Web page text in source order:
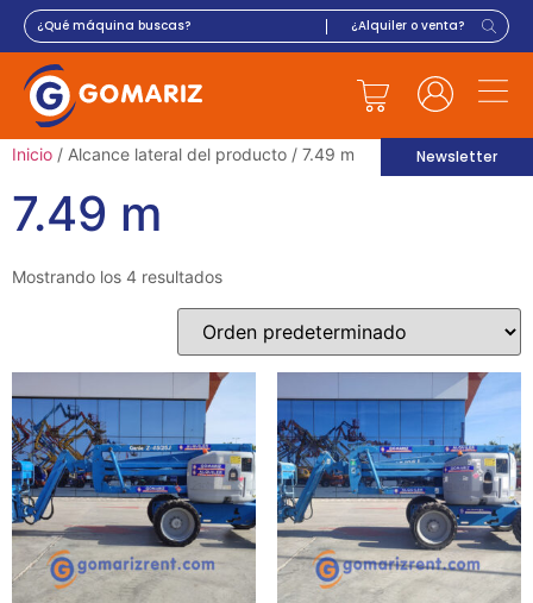
Newsletter
Inicio / Alcance lateral del producto / 7.49 m
7.49 m
Mostrando los 4 resultados